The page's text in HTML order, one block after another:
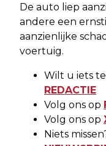
De auto liep
andere een
aanzienlijke
voertuig.
Wilt u iets
REDACTIE
Volg ons op
Volg ons op
Niets